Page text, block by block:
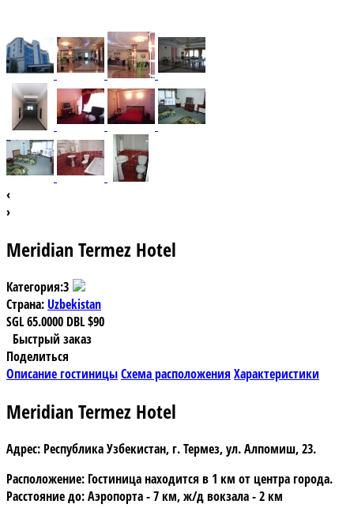
‹
›
Meridian Termez Hotel
Категория:3
Страна: Uzbekistan
SGL65.0000 DBL$90
Быстрый заказ
Поделиться
Описание гостиницыСхема расположения Характеристики
Meridian Termez Hotel
Адрес: Республика Узбекистан, г. Термез, ул. Алпомиш, 23.
Расположение: Гостиница находится в 1 км от центра города.
Расстояние до: Аэропорта - 7 км, ж/д вокзала - 2 км